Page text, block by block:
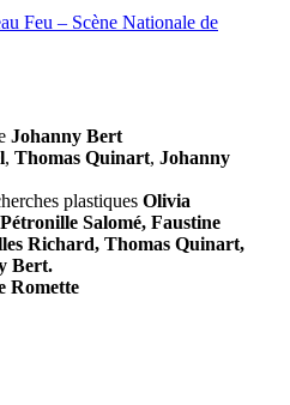
Feu – Scène Nationale de
Johanny Bert
, Thomas Quinart, Johanny
plastiques Olivia
Salomé, Faustine
Richard, Thomas Quinart,
Bert.
Romette